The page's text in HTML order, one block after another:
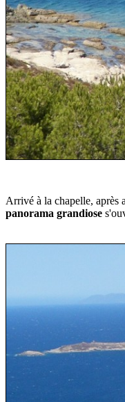
Arrivé à la chapelle, après
panorama grandiose